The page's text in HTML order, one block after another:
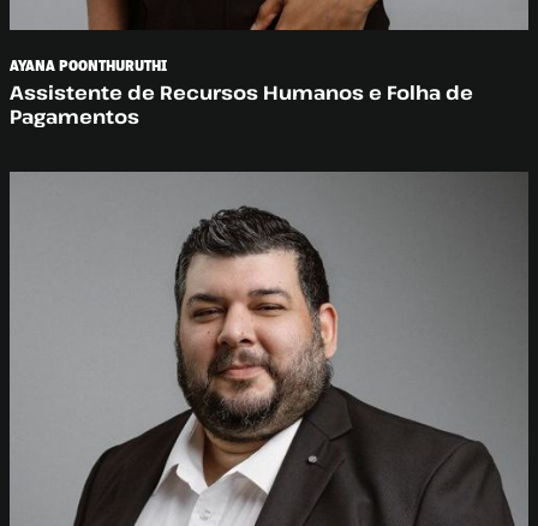
AYANA POONTHURUTHI
Assistente de Recursos Humanos e Folha de
Pagamentos